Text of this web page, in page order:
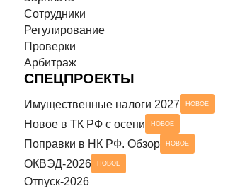
НОВОЕ
Сотрудники
Регулирование
Проверки
Арбитраж
СПЕЦПРОЕКТЫ
Имущественные налоги 2027 НОВОЕ
Новое в ТК РФ с осени НОВОЕ
Поправки в НК РФ. Обзор НОВОЕ
ОКВЭД-2026 НОВОЕ
Отпуск-2026